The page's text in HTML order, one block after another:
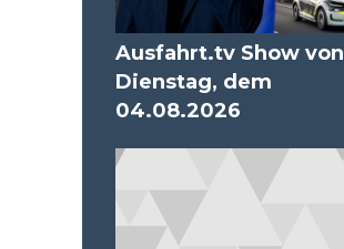
Ausfahrt.tv Show von
Dienstag, dem
04.08.2026